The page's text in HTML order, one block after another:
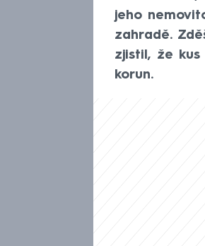
jeho
zahradě.
zjistil, že kus
korun.